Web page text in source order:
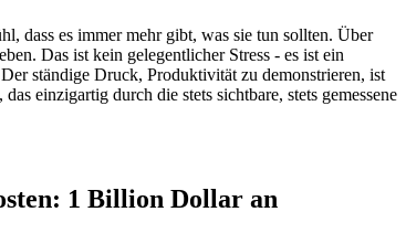
dass es immer mehr gibt, was sie tun sollten. Über
Das ist kein gelegentlicher Stress - es ist ein
ständige Druck, Produktivität zu demonstrieren, ist
einzigartig durch die stets sichtbare, stets gemessene
1 Billion Dollar an